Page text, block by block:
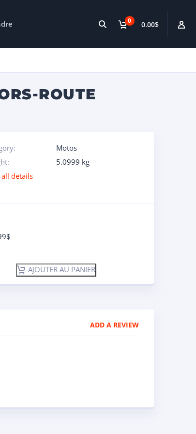
0 0.00$
ROUTE
Motos
5.0999 kg
details
$
AJOUTER AU PANIER
ADD A REVIEW